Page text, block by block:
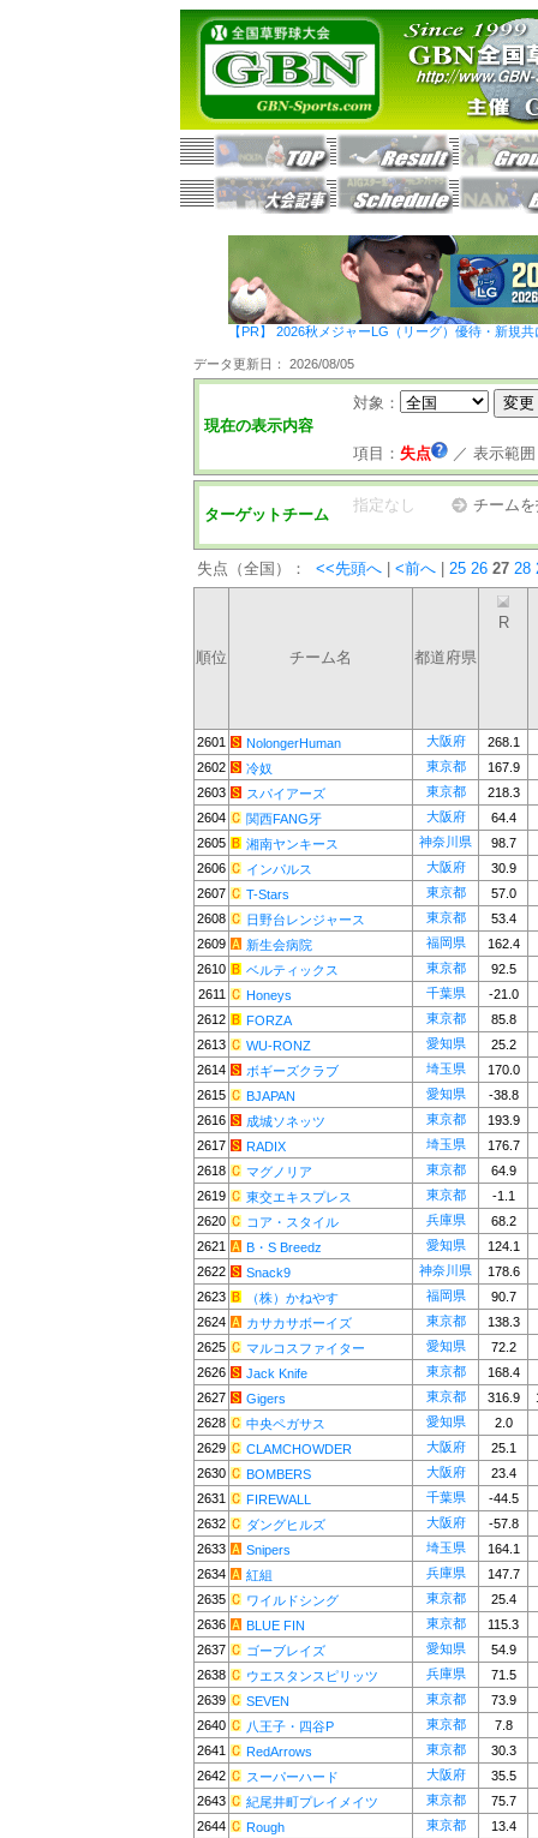
【PR】 2026秋メジャーLG（リーグ）優待・新規
データ更新日： 2026/08/05
現在の表示内容
対象：
項目： 失点 ／ 表示範囲
ターゲットチーム
指定なし チーム
失点（全国）： <<先頭へ <前へ 25 26 27 28
順位 チーム名 都道府県
R
2601 NolongerHuman 大阪府
268.1
2602
冷奴 東京都
167.9
2603
スパイアーズ 東京都
218.3
2604
関西FANG牙 大阪府
64.4
2605
湘南ヤンキース 神奈川県
98.7
2606
インパルス 大阪府
30.9
2607
T-Stars 東京都
57.0
2608
日野台レンジャース 東京都
53.4
2609
新生会病院 福岡県
162.4
2610
ベルティックス 東京都
92.5
2611
Honeys 千葉県
-21.0
2612
FORZA 東京都
85.8
2613
WU-RONZ 愛知県
25.2
2614
ボギーズクラブ 埼玉県
170.0
2615
BJAPAN 愛知県
-38.8
2616
成城ソネッツ 東京都
193.9
2617
RADIX 埼玉県
176.7
2618
マグノリア 東京都
64.9
2619
東交エキスプレス 東京都
-1.1
2620
コア・スタイル 兵庫県
68.2
2621
B・S Breedz 愛知県
124.1
2622
Snack9 神奈川県
178.6
2623
（株）かねやす 福岡県
90.7
2624
カサカサボーイズ 東京都
138.3
2625
マルコスファイター 愛知県
72.2
2626
Jack Knife 東京都
168.4
2627
Gigers 東京都 316.9
2628
中央ペガサス 愛知県
2.0
2629
CLAMCHOWDER 大阪府
25.1
2630
BOMBERS 大阪府
23.4
2631
FIREWALL 千葉県
-44.5
2632
ダングヒルズ 大阪府
-57.8
2633
Snipers 埼玉県
164.1
2634
紅組 兵庫県
147.7
2635
ワイルドシング 東京都
25.4
2636
BLUE FIN 東京都
115.3
2637
ゴーブレイズ 愛知県
54.9
2638
ウエスタンスピリッツ 兵庫県
71.5
2639
SEVEN 東京都
73.9
2640
八王子・四谷P 東京都
7.8
2641
RedArrows 東京都
30.3
2642
スーパーハード 大阪府
35.5
2643
紀尾井町プレイメイツ 東京都
75.7
2644
Rough 東京都
13.4